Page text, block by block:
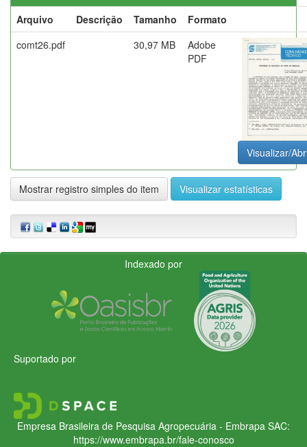
Arquivo
Descrição Tamanho
Formato
comt26.pdf
30,97 MB
Adobe
PDF
Visualizar/
Mostrar registro simples do item Visualizar estatísticas
Indexado por
Suportado por
Empresa Brasileira de Pesquisa Agropecuária - Embrapa SAC:
https://www.embrapa.br/fale-conosco